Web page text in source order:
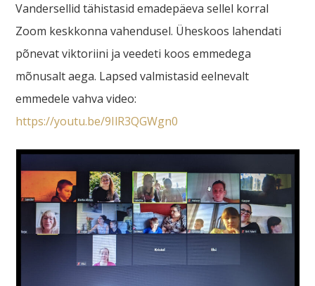
Vandersellid tähistasid emadepäeva sellel korral
Zoom keskkonna vahendusel. Üheskoos lahendati
põnevat viktoriini ja veedeti koos emmedega
mõnusalt aega. Lapsed valmistasid eelnevalt
emmedele vahva video:
https://youtu.be/9IlR3QGWgn0